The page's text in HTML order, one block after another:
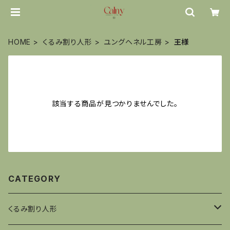
HOME くるみ割り人形 ユングヘネル工房 王様
該当する商品が見つかりませんでした。
CATEGORY
くるみ割り人形